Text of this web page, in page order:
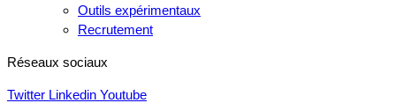
Outils expérimentaux
Recrutement
Réseaux sociaux
Twitter Linkedin Youtube